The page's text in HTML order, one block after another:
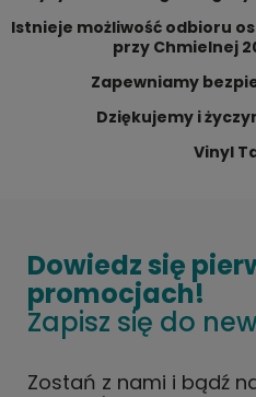
Istnieje możliwość odbioru
przy Chmielnej
Zapewniamy
Dziękujemy i
Vinyl
Dowiedz się
promocjach!
Zapisz się do
Zostań z nami i bądź